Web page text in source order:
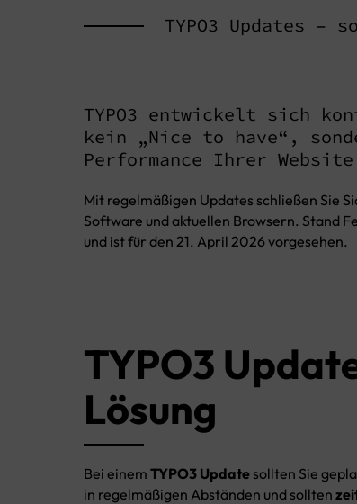
Konzeption
Usability Optimierung
Pimcore
WordPress
TYPO3 Updates
TYPO3 entwickelt sich
kein „Nice to have“,
Performance Ihrer
Mit regelmäßigen Updates schließen Sie
Software und aktuellen Browsern. Stand
und ist für den 21. April 2026 vorgesehen.
TYPO3
Lösung
Bei einem TYPO3 Update sollten Sie
in regelmäßigen Abständen und sollten